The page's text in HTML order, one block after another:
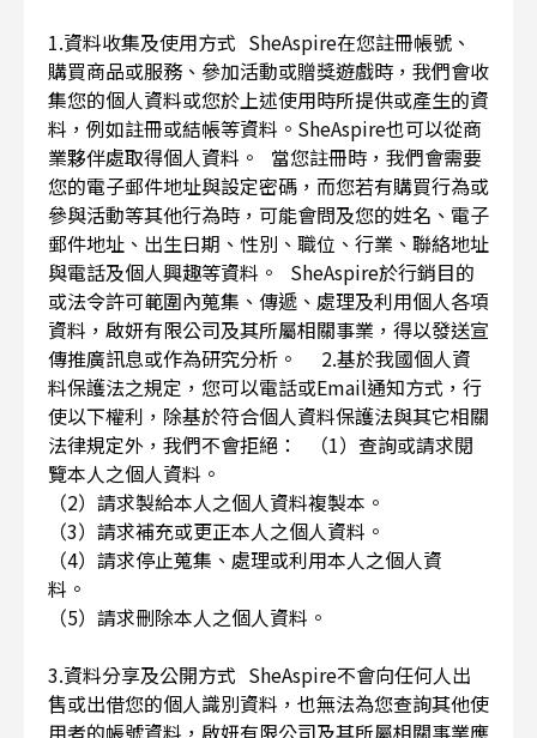
1.資料收集及使用方式 SheAspire在您註冊帳號、
購買商品或服務、參加活動或贈獎遊戲時，我們會收
集您的個人資料或您於上述使用時所提供或產生的資
料，例如註冊或結帳等資料。SheAspire也可以從商
業夥伴處取得個人資料。 當您註冊時，我們會需要
您的電子郵件地址與設定密碼，而您若有購買行為或
參與活動等其他行為時，可能會問及您的姓名、電子
郵件地址、出生日期、性別、職位、行業、聯絡地址
與電話及個人興趣等資料。 SheAspire於行銷目的
或法令許可範圍內蒐集、傳遞、處理及利用個人各項
資料，啟妍有限公司及其所屬相關事業，得以發送宣
傳推廣訊息或作為研究分析。 2.基於我國個人資
料保護法之規定，您可以電話或Email通知方式，行
使以下權利，除基於符合個人資料保護法與其它相關
法律規定外，我們不會拒絕： （1）查詢或請求閱
覽本人之個人資料。
（2）請求製給本人之個人資料複製本。
（3）請求補充或更正本人之個人資料。
（4）請求停止蒐集、處理或利用本人之個人資
料。
（5）請求刪除本人之個人資料。
3.資料分享及公開方式 SheAspire不會向任何人出
售或出借您的個人識別資料，也無法為您查詢其他使
用者的帳號資料，啟妍有限公司及其所屬相關事業應